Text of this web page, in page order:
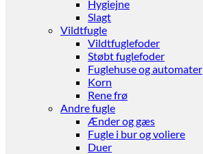
Hygiejne
Slagt
Vildtfugle
Vildtfuglefoder
Støbt fuglefoder
Fuglehuse og automater
Korn
Rene frø
Andre fugle
Ænder og gæs
Fugle i bur og voliere
Duer